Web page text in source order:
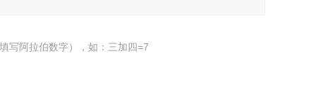
写阿拉伯数字），如：三加四=7